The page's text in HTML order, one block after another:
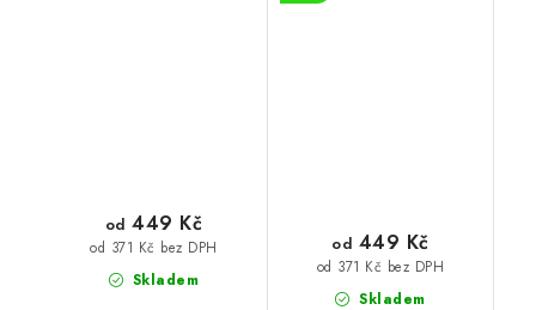
Skladem
od 371 Kč bez DPH
od 449 Kč
Skladem
od 371 Kč bez DPH
od 449 Kč